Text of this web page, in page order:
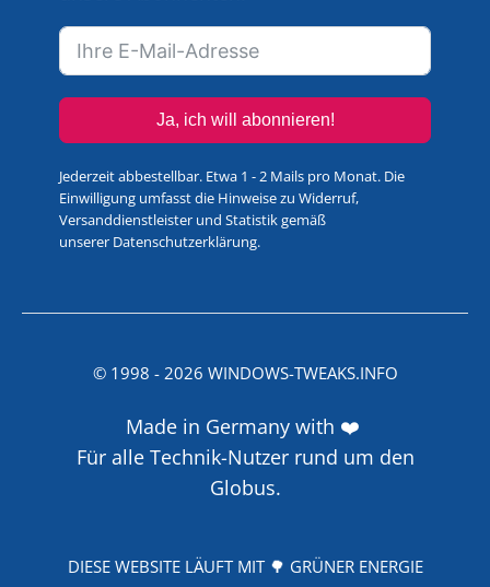
Ja, ich will abonnieren!
Jederzeit abbestellbar. Etwa 1 - 2 Mails pro Monat. Die
Einwilligung umfasst die Hinweise zu Widerruf,
Versanddienstleister und Statistik gemäß
unserer Datenschutzerklärung.
© 1998 - 2026 WINDOWS-TWEAKS.INFO
Made in Germany with ❤️
Für alle Technik-Nutzer rund um den
Globus.
DIESE WEBSITE LÄUFT MIT 🌳 GRÜNER ENERGIE